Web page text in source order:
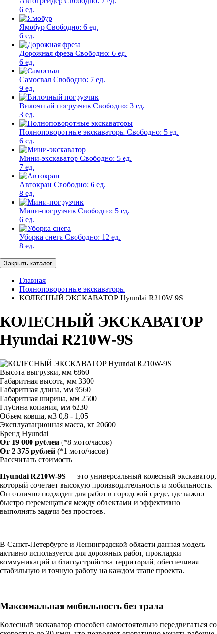
6 ед.
Ямобур Свободно: 6 ед.
6 ед.
Дорожная фреза Свободно: 6 ед.
6 ед.
Самосвал Свободно: 7 ед.
9 ед.
Вилочный погрузчик Свободно: 3 ед.
3 ед.
Полноповоротные экскаваторы Свободно: 5 ед.
6 ед.
Мини-экскаватор Свободно: 5 ед.
7 ед.
Автокран Свободно: 6 ед.
8 ед.
Мини-погрузчик Свободно: 5 ед.
6 ед.
Уборка снега Свободно: 12 ед.
8 ед.
Закрыть каталог
Главная
Полноповоротные экскаваторы
КОЛЕСНЫЙ ЭКСКАВАТОР Hyundai R210W-9S
КОЛЕСНЫЙ ЭКСКАВАТОР
Hyundai R210W-9S
Высота выгрузки, мм 6860
Габаритная высота, мм 3300
Габаритная длина, мм 9560
Габаритная ширина, мм 2500
Глубина копания, мм 6230
Объем ковша, м3 0,8 - 1,05
Эксплуатационная масса, кг 20600
Бренд Hyundai
От 19 000 рублей (*8 мото/часов)
От 2 375 рублей (*1 мото/часов)
Рассчитать стоимость
Hyundai R210W-9S — это универсальный колесный экскаватор,
который сочетает высокую производительность и мобильность.
Он отлично подходит для работ в городской среде, где важно
быстро перемещаться между объектами и эффективно
выполнять задачи без простоев.
В Санкт-Петербурге и Ленинградской области данная модель
активно используется для дорожных работ, прокладки
коммуникаций и благоустройства территорий, обеспечивая
стабильную и точную работу на каждом этапе проекта.
Максимальная мобильность без трала
Колесный экскаватор способен самостоятельно передвигаться со